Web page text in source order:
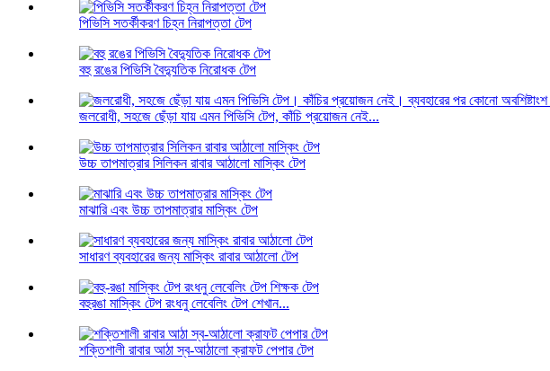
পিভিসি সতর্কীকরণ চিহ্ন নিরাপত্তা টেপ
বহু রঙের পিভিসি বৈদ্যুতিক নিরোধক টেপ
জলরোধী, সহজে ছেঁড়া যায় এমন পিভিসি টেপ, কাঁচি প্রয়োজন নেই...
উচ্চ তাপমাত্রার সিলিকন রাবার আঠালো মাস্কিং টেপ
মাঝারি এবং উচ্চ তাপমাত্রার মাস্কিং টেপ
সাধারণ ব্যবহারের জন্য মাস্কিং রাবার আঠালো টেপ
বহুরঙা মাস্কিং টেপ রংধনু লেবেলিং টেপ শেখান...
শক্তিশালী রাবার আঠা স্ব-আঠালো ক্রাফট পেপার টেপ